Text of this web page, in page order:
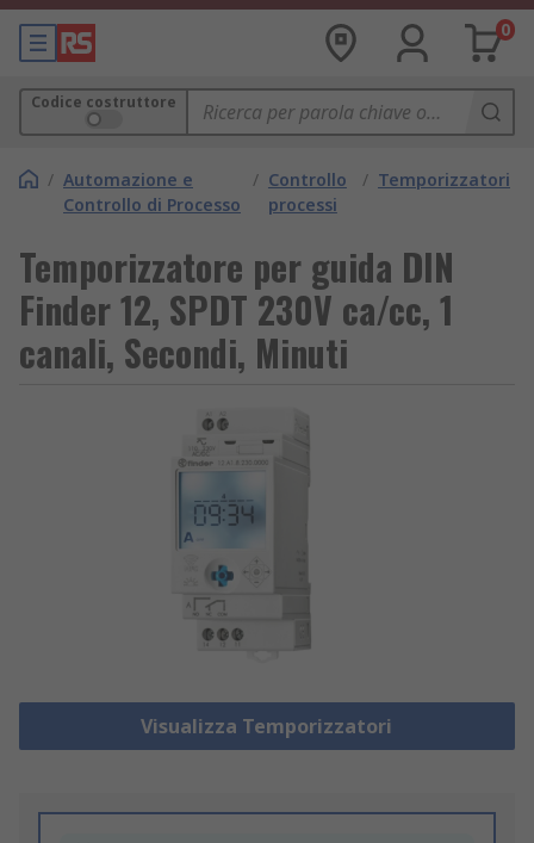
0
Codice costruttore
/ Automazione e
Controllo di Processo
/ Controllo
processi
/ Temporizzatori
Temporizzatore per guida DIN
Finder 12, SPDT 230V ca/cc, 1
canali, Secondi, Minuti
Visualizza Temporizzatori